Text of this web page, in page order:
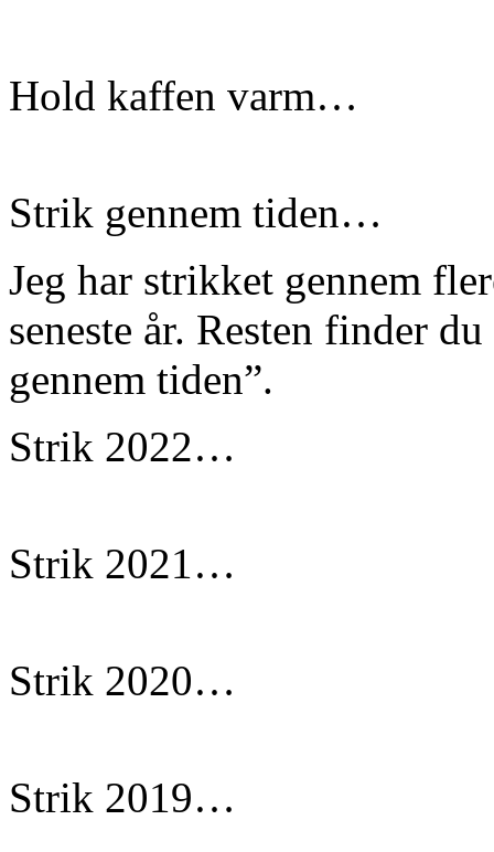
Hold kaffen varm…
Strik gennem tiden…
Jeg har strikket gennem
seneste år. Resten finder
gennem tiden”.
Strik 2022…
Strik 2021…
Strik 2020…
Strik 2019…